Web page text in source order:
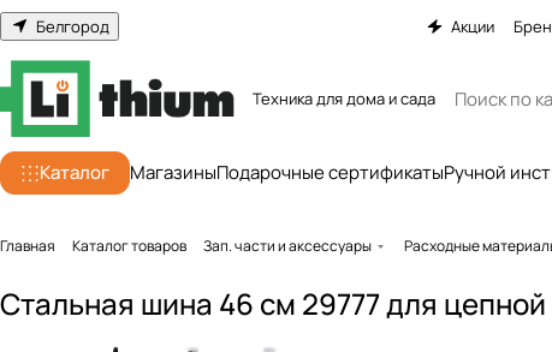
Белгород Акции
Техника для дома и сада
Каталог МагазиныПодарочные сертификатыРучной
Главная Каталог товаров Зап. части и аксессуары Расходные
Cтальная шина 46 см 29777 для